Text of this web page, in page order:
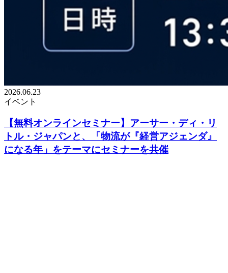
2026.06.23
イベント
【無料オンラインセミナー】アーサー・ディ・リ
トル・ジャパンと、「物流が『経営アジェンダ』
になる年」をテーマにセミナーを共催